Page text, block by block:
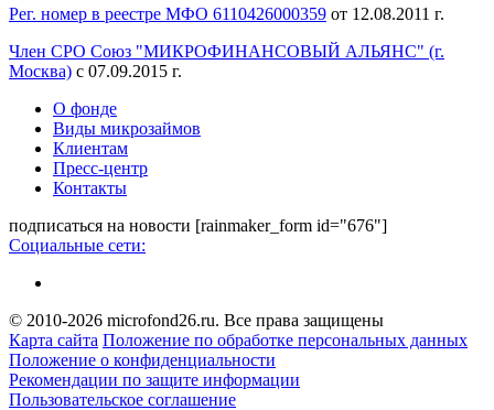
Рег. номер в реестре МФО 6110426000359 от 12.08.2011 г.
Член СРО Союз "МИКРОФИНАНСОВЫЙ АЛЬЯНС" (г.
Москва) с 07.09.2015 г.
О фонде
Виды микрозаймов
Клиентам
Пресс-центр
Контакты
подписаться на новости [rainmaker_form id="676"]
Социальные сети:
© 2010-2026 microfond26.ru. Все права защищены
Карта сайта Положение по обработке персональных данных
Положение о конфиденциальности
Рекомендации по защите информации
Пользовательское соглашение